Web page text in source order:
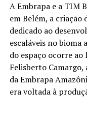
A Embrapa e a TIM
em Belém, a
dedicado ao
escaláveis no
do espaço ocorre
Felisberto
da Embrapa
era voltada à